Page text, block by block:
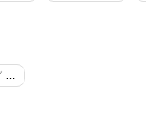
ブッフェダイニング ポルト／東京プリンスホテル